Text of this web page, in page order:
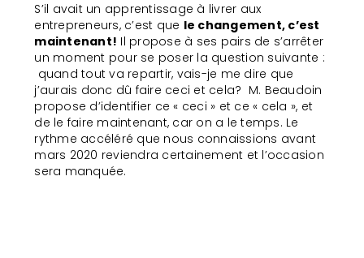
S’il avait un apprentissage à livrer aux
entrepreneurs, c’est que le changement, c’est
maintenant! Il propose à ses pairs de s’arrêter
un moment pour se poser la question suivante :
quand tout va repartir, vais-je me dire que
j’aurais donc dû faire ceci et cela? M. Beaudoin
propose d’identifier ce « ceci » et ce « cela », et
de le faire maintenant, car on a le temps. Le
rythme accéléré que nous connaissions avant
mars 2020 reviendra certainement et l’occasion
sera manquée.